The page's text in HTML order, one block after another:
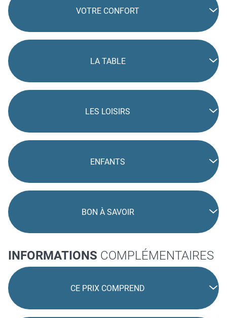
VOTRE CONFORT
LA TABLE
LES LOISIRS
ENFANTS
BON À SAVOIR
INFORMATIONS COMPLÉMENTAIRES
CE PRIX COMPREND